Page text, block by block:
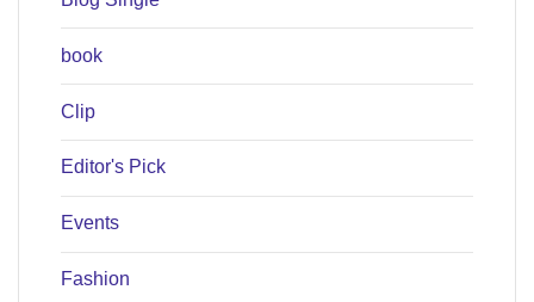
book
Clip
Editor's Pick
Events
Fashion